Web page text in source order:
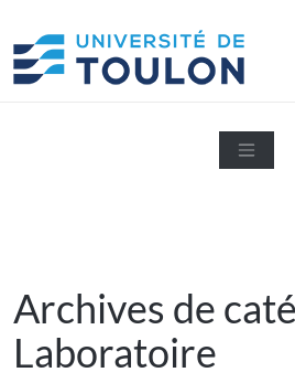
Archives de
Laboratoire